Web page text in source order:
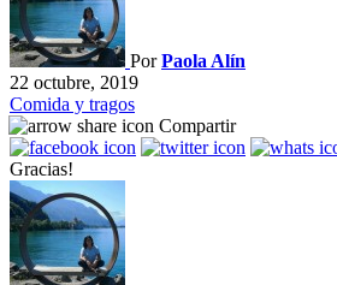
PorPaola Alín
22 octubre, 2019
Comida y tragos
Compartir
Gracias!